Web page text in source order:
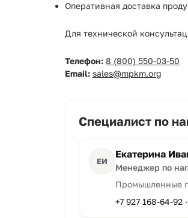
Оперативная доставка
Для технической
Телефон: 8 (800) 550-03-50
Email: sales@mpkm.org
Специалист по
ЕИ
Екатерина
Менеджер по
Промышленные
+7 927 168-64-92 ·